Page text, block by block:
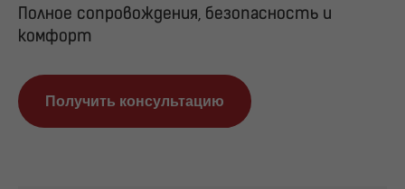
Полное сопровождения, безопасность и
комфорт
Получить консультацию